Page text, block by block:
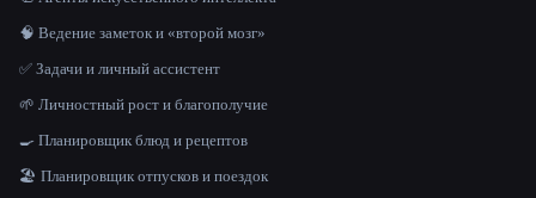
🧠 Ведение заметок и «второй мозг»
✅ Задачи и личный ассистент
🌱 Личностный рост и благополучие
🍳 Планировщик блюд и рецептов
🏖 Планировщик отпусков и поездок